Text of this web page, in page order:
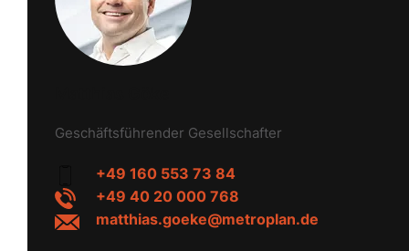
Geschäftsführender Gesellschafter
+49 160 553 73 84
+49 40 20 000 768
matthias.goeke@metroplan.de